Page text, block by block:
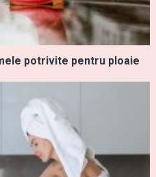
potrivite pentru ploaie